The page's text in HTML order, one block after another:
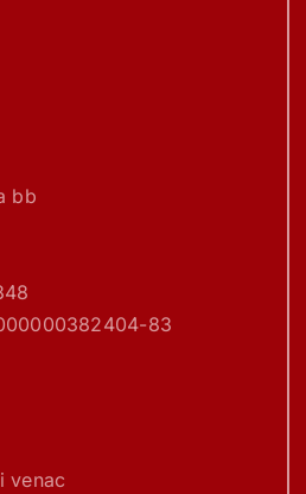
bb
83
venac